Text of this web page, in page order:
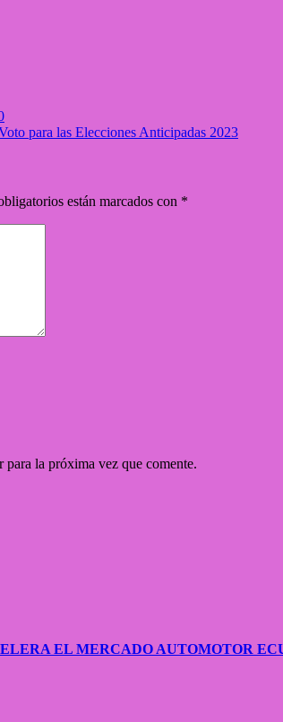
para las Elecciones Anticipadas 2023
están marcados con *
la próxima vez que comente.
EL MERCADO AUTOMOTOR